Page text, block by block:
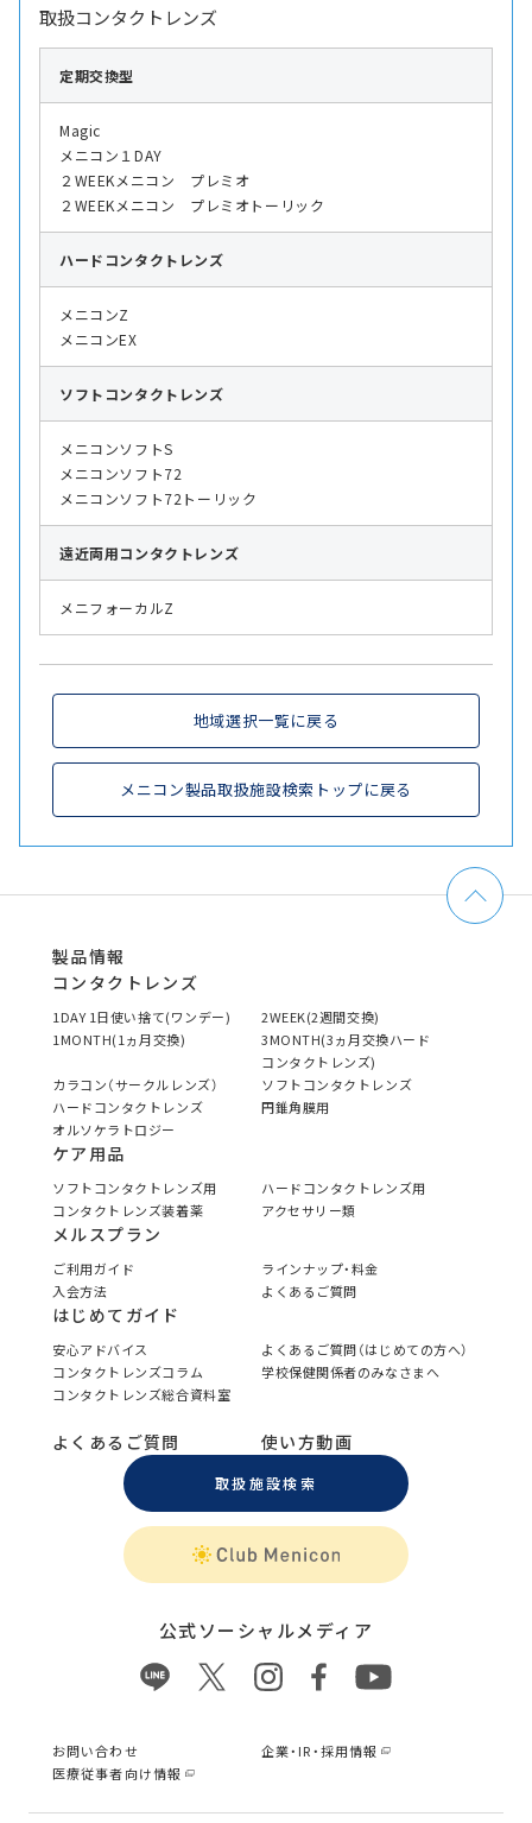
取扱コンタクトレンズ
定期交換型
Magic
メニコン１DAY
２WEEKメニコン プレミオ
２WEEKメニコン プレミオトーリック
ハード コンタクトレンズ
メニコンZ
メニコンEX
ソフト コンタクトレンズ
メニコンソフトS
メニコンソフト72
メニコンソフト72トーリック
遠近両用コンタクトレンズ
メニフォーカルZ
地域選択一覧に戻る
メニコン製品取扱施設検索トップに戻る
製品情報
コンタクトレンズ
1DAY 1日使い捨て(ワンデー)
2WEEK(2週間交換)
1MONTH(1ヵ月交換)
3MONTH(3ヵ月交換ハード
コンタクトレンズ)
カラコン（サークルレンズ）
ソフトコンタクトレンズ
ハードコンタクトレンズ
円錐角膜用
オルソケラトロジー
ケア用品
ソフトコンタクトレンズ用
ハードコンタクトレンズ用
コンタクトレンズ装着薬
アクセサリー類
メルスプラン
ご利用ガイド
ラインナップ・料金
入会方法
よくあるご質問
はじめてガイド
安心アドバイス
よくあるご質問（はじめての方へ）
コンタクトレンズコラム
学校保健関係者のみなさまへ
コンタクトレンズ総合資料室
よくあるご質問 使い方動画
取扱施設検索
公式ソーシャルメディア
お問い合わせ
企業・IR・採用情報
医療従事者向け情報